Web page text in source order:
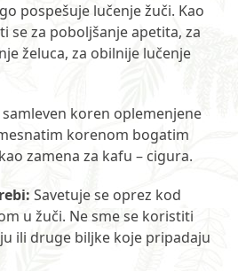
pospešuje lučenje žuči. Kao
se za poboljšanje apetita, za
želuca, za obilnije lučenje
koren oplemenjene
korenom bogatim
zamena za kafu – cigura.
Savetuje se oprez kod
u žuči. Ne sme se koristiti
ili druge biljke koje pripadaju